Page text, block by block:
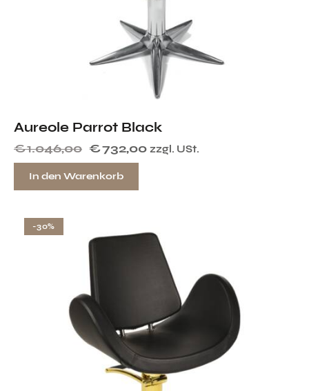
Aureole Parrot Black
€1.046,00 €732,00 zzgl. USt.
In den Warenkorb
-30%